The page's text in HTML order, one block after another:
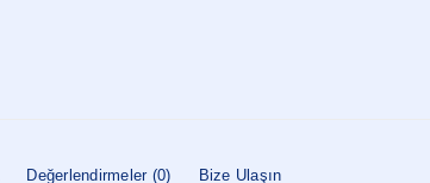
Değerlendirmeler (0) Bize Ulaşın